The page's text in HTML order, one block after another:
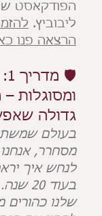
הפודקאסט
ליבוביץ.
הרצאה פנו
🛡️
ומסוגלות
גדולה
בעולם
מסחרר, אנחנו
לנחש איך
בעוד
שלנו